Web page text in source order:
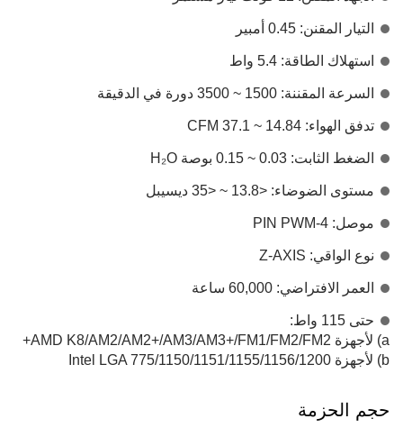
التيار المقنن: 0.45 أمبير
استهلاك الطاقة: 5.4 واط
السرعة المقننة: 1500 ~ 3500 دورة في الدقيقة
تدفق الهواء: 14.84 ~ 37.1 CFM
الضغط الثابت: 0.03 ~ 0.15 بوصة H₂O
مستوى الضوضاء: <13.8 ~ <35 ديسيبل
موصل: 4-PIN PWM
نوع الواقي: Z-AXIS
العمر الافتراضي: 60,000 ساعة
حتى 115 واط:
a) لأجهزة AMD K8/AM2/AM2+/AM3/AM3+/FM1/FM2/FM2+
b) لأجهزة Intel LGA 775/1150/1151/1155/1156/1200
حجم الحزمة